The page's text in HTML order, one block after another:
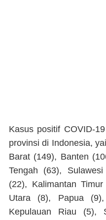
Kasus positif COVID-
provinsi di Indonesia,
Barat (149), Banten
Tengah (63),
(22), Kalimantan
Utara (8), Papua
Kepulauan Riau (5),